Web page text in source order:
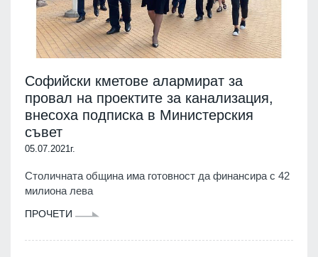
Софийски кметове алармират за
провал на проектите за канализация,
внесоха подписка в Министерския
съвет
05.07.2021г.
Столичната община има готовност да финансира с 42
милиона лева
ПРОЧЕТИ